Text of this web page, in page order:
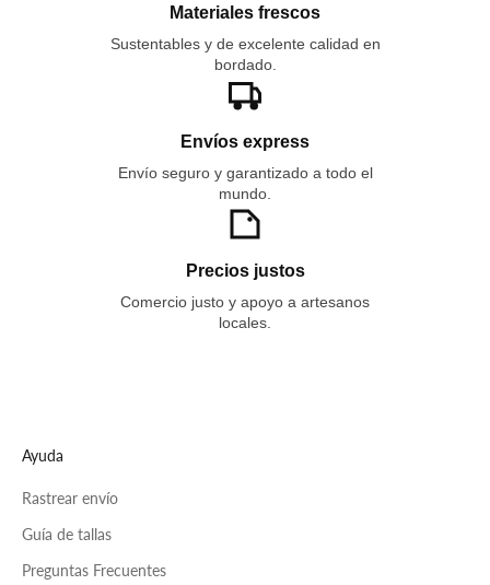
Materiales frescos
Sustentables y de excelente calidad en
bordado.
Envíos express
Envío seguro y garantizado a todo el
mundo.
Precios justos
Comercio justo y apoyo a artesanos
locales.
Ayuda
Rastrear envío
Guía de tallas
Preguntas Frecuentes